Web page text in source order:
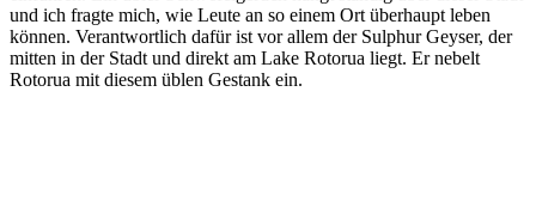
und ich fragte mich, wie Leute an so einem Ort überhaupt leben
können. Verantwortlich dafür ist vor allem der Sulphur Geyser, der
mitten in der Stadt und direkt am Lake Rotorua liegt. Er nebelt
Rotorua mit diesem üblen Gestank ein.